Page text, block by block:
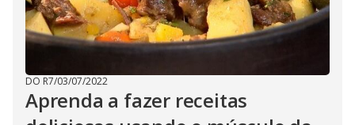
DO R7/03/07/2022
Aprenda a fazer receitas